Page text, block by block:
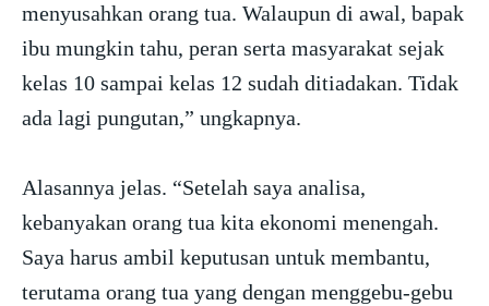
menyusahkan orang tua. Walaupun di awal, bapak
ibu mungkin tahu, peran serta masyarakat sejak
kelas 10 sampai kelas 12 sudah ditiadakan. Tidak
ada lagi pungutan,” ungkapnya.
Alasannya jelas. “Setelah saya analisa,
kebanyakan orang tua kita ekonomi menengah.
Saya harus ambil keputusan untuk membantu,
terutama orang tua yang dengan menggebu-gebu